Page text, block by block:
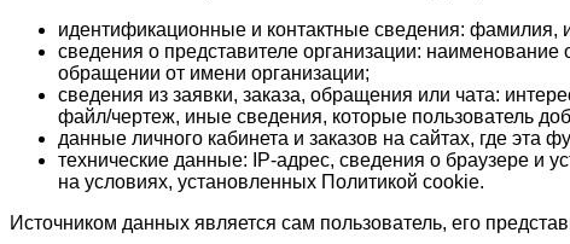
идентификационные и контактные сведения: фамилия,
сведения о представителе организации:
обращении от имени организации;
сведения из заявки, заказа, обращения или чата:
файл/чертеж, иные сведения, которые пользователь
данные личного кабинета и заказов на сайтах, где эта
технические данные: IP-адрес, сведения о браузере и
на условиях, установленных Политикой cookie.
Источником данных является сам пользователь, его